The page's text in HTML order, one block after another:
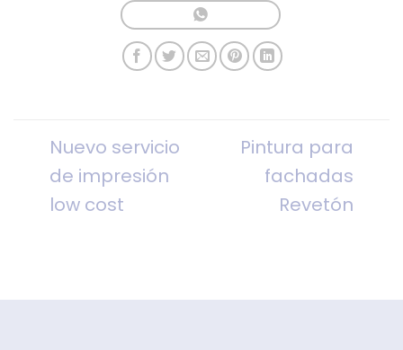
Nuevo servicio
de impresión
low cost
Pintura para
fachadas
Revetón